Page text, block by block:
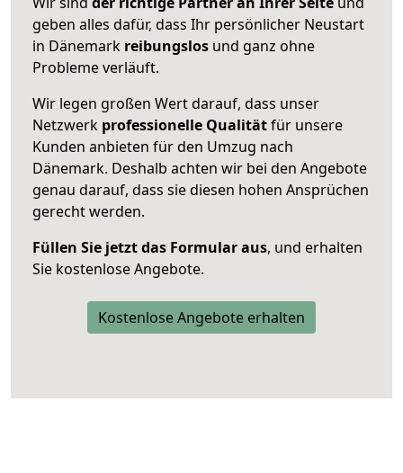
geben alles dafür, dass Ihr persönlicher Neustart
in Dänemark reibungslos und ganz ohne
Probleme verläuft.
Wir legen großen Wert darauf, dass unser
Netzwerk professionelle Qualitätfür unsere
Kunden anbieten für den Umzug nach
Dänemark. Deshalb achten wir bei den Angebote
genau darauf, dass sie diesen hohen Ansprüchen
gerecht werden.
Füllen Sie jetzt das Formular aus, und erhalten
Sie kostenlose Angebote.
Kostenlose Angebote erhalten